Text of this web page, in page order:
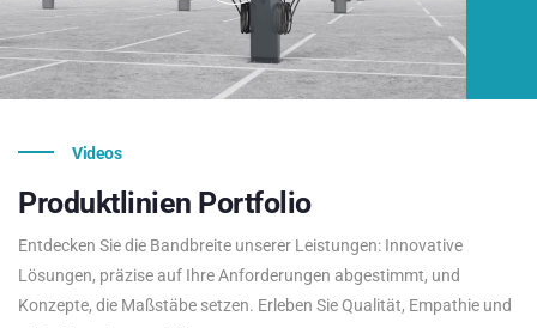
Videos
Produktlinien Portfolio
Entdecken Sie die Bandbreite unserer Leistungen: Innovative
Lösungen, präzise auf Ihre Anforderungen abgestimmt, und
Konzepte, die Maßstäbe setzen. Erleben Sie Qualität, Empathie und